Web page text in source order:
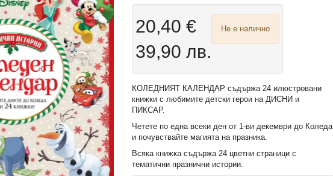
20,40 €
39,90 лв.
Не е налично
КОЛЕДНИЯТ КАЛЕНДАР съдържа 24 илюстровани
книжки с любимите детски герои на ДИСНИ и
ПИКСАР.
Четете по една всеки ден от 1-ви декември до Коледа
и почувствайте магията на празника.
Всяка книжка съдържа 24 цветни страници с
тематични празнични истории.